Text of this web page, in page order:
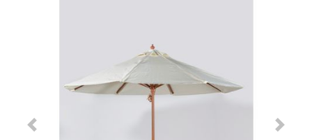
Previous Slide Next